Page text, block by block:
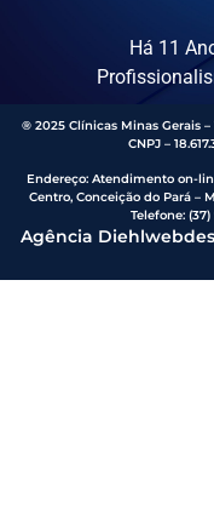
Há 11
® 2025 Clínicas Minas Gerais
CNPJ –
Endereço: Atendimento on-
Centro, Conceição do Pará –
Telefone:
Agência